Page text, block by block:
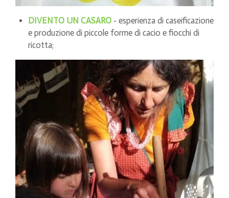
DIVENTO UN CASARO- esperienza di caseificazione
e produzione di piccole forme di cacio e fiocchi di
ricotta;